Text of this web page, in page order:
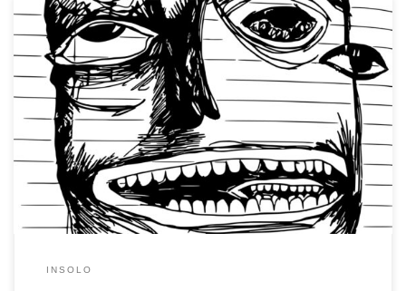
Comme disait Marc Aurèle, :“Animae tuae colorem cogitationes tuae
faciunt.” Son à fond, …. Il y a des périodes où les sons ne suffisent
plus. Où les fréquences, les nappes, les plantes qui chantent dans
les circuits électroniques continuent leur chemin… mais où les
mains réclament autre chose Alors je […]
INSOLO